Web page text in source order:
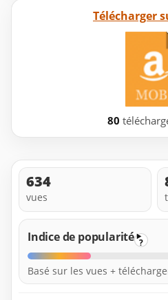
Télécharger
80
634
vues
Indice de popularité ?
Basé sur les vues +